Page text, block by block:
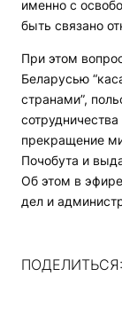
именно с
быть связано
При этом
Беларусью
странами”,
прекращение
Почобута и
Об этом в эфире
дел и
ПОДЕЛИТЬСЯ: